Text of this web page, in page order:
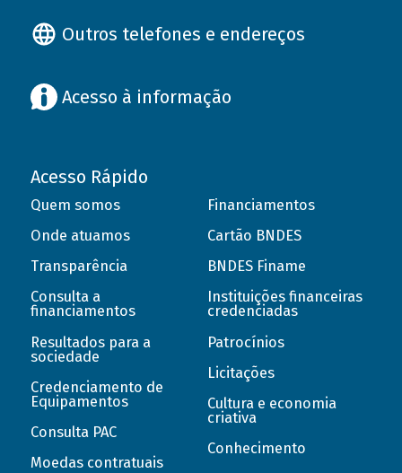
Outros telefones e endereços
Acesso à informação
Acesso Rápido
Quem somos
Onde atuamos
Transparência
Consulta a
financiamentos
Resultados para a
sociedade
Credenciamento de
Equipamentos
Consulta PAC
Moedas contratuais
Financiamentos
Cartão BNDES
BNDES Finame
Instituições financeiras
credenciadas
Patrocínios
Licitações
Cultura e economia
criativa
Conhecimento